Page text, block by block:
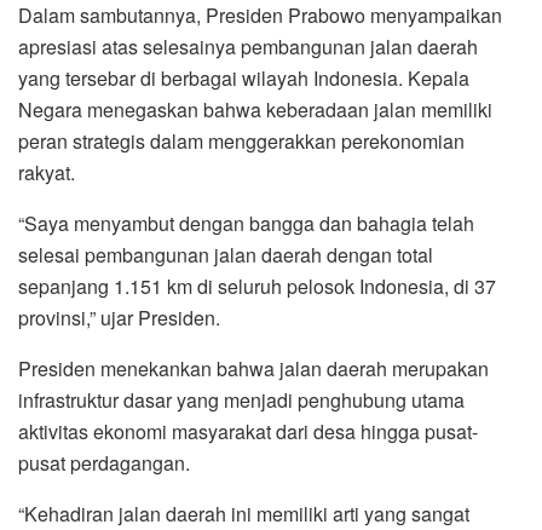
Dalam sambutannya, Presiden Prabowo menyampaikan
apresiasi atas selesainya pembangunan jalan daerah
yang tersebar di berbagai wilayah Indonesia. Kepala
Negara menegaskan bahwa keberadaan jalan memiliki
peran strategis dalam menggerakkan perekonomian
rakyat.
“Saya menyambut dengan bangga dan bahagia telah
selesai pembangunan jalan daerah dengan total
sepanjang 1.151 km di seluruh pelosok Indonesia, di 37
provinsi,” ujar Presiden.
Presiden menekankan bahwa jalan daerah merupakan
infrastruktur dasar yang menjadi penghubung utama
aktivitas ekonomi masyarakat dari desa hingga pusat-
pusat perdagangan.
“Kehadiran jalan daerah ini memiliki arti yang sangat